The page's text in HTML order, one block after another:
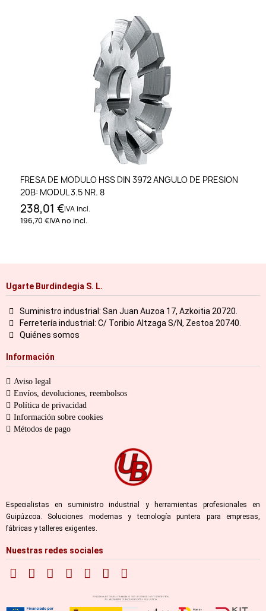
FRESA DE MODULO HSS DIN 3972 ANGULO DE PRESION
20B: MODUL 3.5 NR. 8
238,01 €IVA incl.
196,70 €IVA no incl.
Ugarte Burdindegia S. L.
Suministro industrial: San Juan Auzoa 17, Azkoitia 20720.
Ferretería industrial: C/ Toribio Altzaga S/N, Zestoa 20740.
Quiénes somos
Información
Aviso legal
Envíos, devoluciones, reembolsos
Política de privacidad
Información sobre cookies
Métodos de pago
Especialistas en suministro industrial y herramientas profesionales en
Guipúzcoa. Soluciones modernas y tecnología puntera para empresas,
fábricas y talleres exigentes.
Nuestras redes sociales